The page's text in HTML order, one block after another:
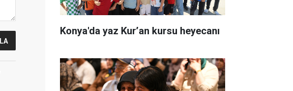
Konya'da yaz Kur’an kursu heyecanı